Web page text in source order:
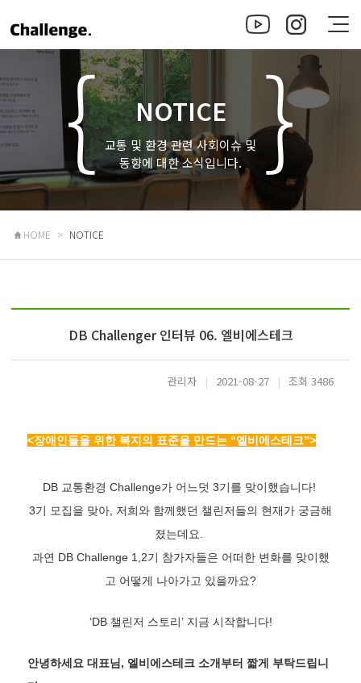
NOTICE
교통 및 환경 관련 사회이슈 및
동향에 대한 소식입니다.
HOME NOTICE
DB Challenger 인터뷰 06. 엘비에스테크
관리자 | 2021-08-27 | 조회 3486
<장애인들을 위한 복지의 표준을 만드는 “엘비에스테크”>
DB 교통환경 Challenge가 어느덧 3기를 맞이했습니다!
3기 모집을 맞아, 저희와 함께했던 챌린저들의 현재가 궁금해
졌는데요.
과연 DB Challenge 1,2기 참가자들은 어떠한 변화를 맞이했
고 어떻게 나아가고 있을까요?
‘DB 챌린저 스토리’ 지금 시작합니다!
안녕하세요 대표님, 엘비에스테크 소개부터 짧게 부탁드립니